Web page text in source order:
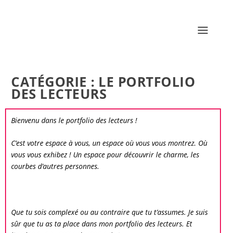
CATÉGORIE : LE PORTFOLIO
DES LECTEURS
Bienvenu dans leportfolio des lecteurs !
C’est votre espace à vous, un espace où vous vous montrez. Où
vous vous exhibez ! Un espace pour découvrir le charme, les
courbes d’autres personnes.
Que tu sois complexé ou au contraire que tu t’assumes. Je suis
sûr que tu as ta place dans monportfolio des lecteurs. Et